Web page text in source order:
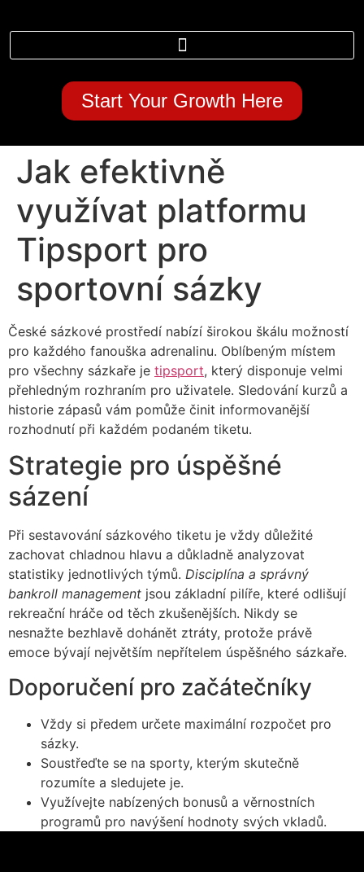
Start Your Growth Here
Jak efektivně
využívat platformu
Tipsport pro
sportovní sázky
České sázkové prostředí nabízí širokou škálu možností
pro každého fanouška adrenalinu. Oblíbeným místem
pro všechny sázkaře je tipsport, který disponuje velmi
přehledným rozhraním pro uživatele. Sledování kurzů a
historie zápasů vám pomůže činit informovanější
rozhodnutí při každém podaném tiketu.
Strategie pro úspěšné
sázení
Při sestavování sázkového tiketu je vždy důležité
zachovat chladnou hlavu a důkladně analyzovat
statistiky jednotlivých týmů. Disciplína a správný
bankroll management jsou základní pilíře, které odlišují
rekreační hráče od těch zkušenějších. Nikdy se
nesnažte bezhlavě dohánět ztráty, protože právě
emoce bývají největším nepřítelem úspěšného sázkaře.
Doporučení pro začátečníky
Vždy si předem určete maximální rozpočet pro
sázky.
Soustřeďte se na sporty, kterým skutečně
rozumíte a sledujete je.
Využívejte nabízených bonusů a věrnostních
programů pro navýšení hodnoty svých vkladů.